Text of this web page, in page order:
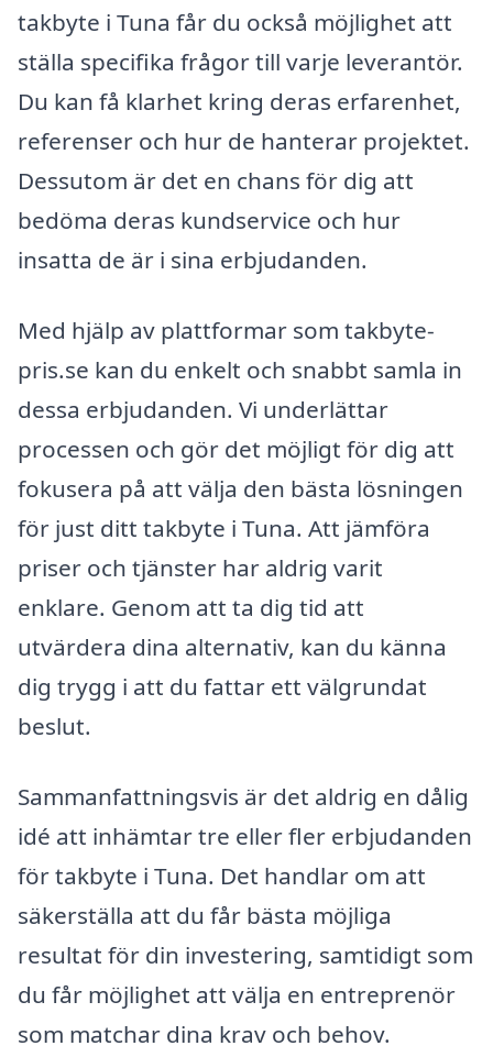
takbyte i Tuna får du också möjlighet att
ställa specifika frågor till varje leverantör.
Du kan få klarhet kring deras erfarenhet,
referenser och hur de hanterar projektet.
Dessutom är det en chans för dig att
bedöma deras kundservice och hur
insatta de är i sina erbjudanden.
Med hjälp av plattformar som takbyte-
pris.se kan du enkelt och snabbt samla in
dessa erbjudanden. Vi underlättar
processen och gör det möjligt för dig att
fokusera på att välja den bästa lösningen
för just ditt takbyte i Tuna. Att jämföra
priser och tjänster har aldrig varit
enklare. Genom att ta dig tid att
utvärdera dina alternativ, kan du känna
dig trygg i att du fattar ett välgrundat
beslut.
Sammanfattningsvis är det aldrig en dålig
idé att inhämtar tre eller fler erbjudanden
för takbyte i Tuna. Det handlar om att
säkerställa att du får bästa möjliga
resultat för din investering, samtidigt som
du får möjlighet att välja en entreprenör
som matchar dina krav och behov.